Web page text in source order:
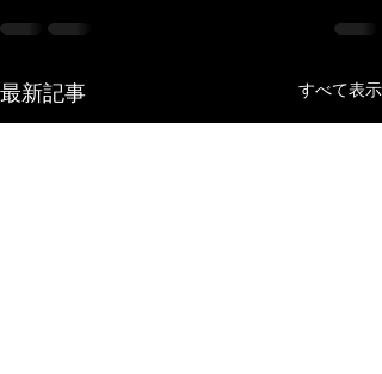
最新記事 すべて表示